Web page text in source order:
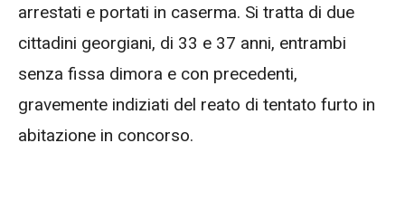
arrestati e portati in caserma. Si tratta di due
cittadini georgiani, di 33 e 37 anni, entrambi
senza fissa dimora e con precedenti,
gravemente indiziati del reato di tentato furto in
abitazione in concorso.